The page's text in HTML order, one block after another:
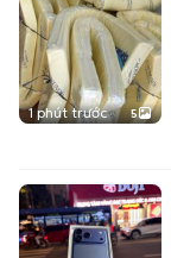
1 phút trước 5